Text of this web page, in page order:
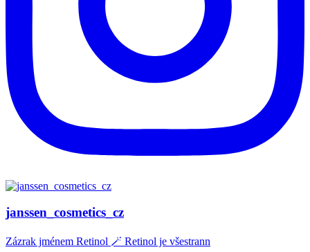
janssen_cosmetics_cz
Zázrak jménem Retinol 🪄 Retinol je všestrann